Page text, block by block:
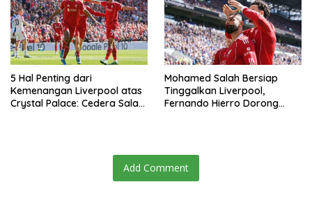
5 Hal Penting dari
Kemenangan Liverpool atas
Crystal Palace: Cedera Salah
Mohamed Salah Bersiap
Tinggalkan Liverpool,
Fernando Hierro Dorong
Add Comment